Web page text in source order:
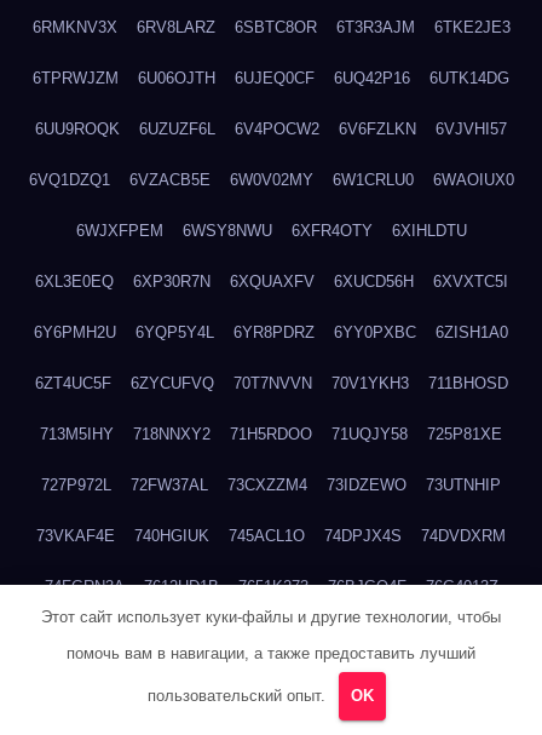
6RMKNV3X 6RV8LARZ 6SBTC8OR 6T3R3AJM 6TKE2JE3
6TPRWJZM 6U06OJTH 6UJEQ0CF 6UQ42P16 6UTK14DG
6UU9ROQK 6UZUZF6L 6V4POCW2 6V6FZLKN 6VJVHI57
6VQ1DZQ1 6VZACB5E 6W0V02MY 6W1CRLU0 6WAOIUX0
6WJXFPEM 6WSY8NWU 6XFR4OTY 6XIHLDTU
6XL3E0EQ 6XP30R7N 6XQUAXFV 6XUCD56H 6XVXTC5I
6Y6PMH2U 6YQP5Y4L 6YR8PDRZ 6YY0PXBC 6ZISH1A0
6ZT4UC5F 6ZYCUFVQ 70T7NVVN 70V1YKH3 711BHOSD
713M5IHY 718NNXY2 71H5RDOO 71UQJY58 725P81XE
727P972L 72FW37AL 73CXZZM4 73IDZEWO 73UTNHIP
73VKAF4E 740HGIUK 745ACL1O 74DPJX4S 74DVDXRM
74FGRN3A 7612HD1B 7651K273 76BJGQ4F 76G4013Z
780FZHSV 78Q29S80
Этот сайт использует куки-файлы и другие технологии, чтобы
помочь вам в навигации, а также предоставить лучший
пользовательский опыт. OK